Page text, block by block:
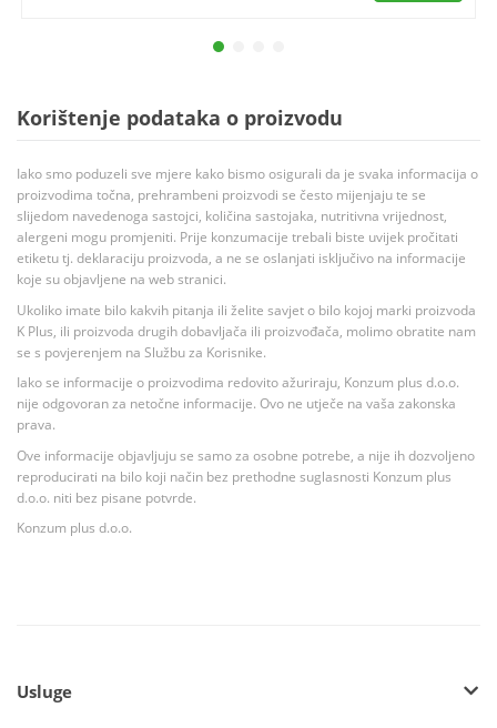
Korištenje podataka o proizvodu
Iako smo poduzeli sve mjere kako bismo osigurali da je svaka informacija o
proizvodima točna, prehrambeni proizvodi se često mijenjaju te se
slijedom navedenoga sastojci, količina sastojaka, nutritivna vrijednost,
alergeni mogu promjeniti. Prije konzumacije trebali biste uvijek pročitati
etiketu tj. deklaraciju proizvoda, a ne se oslanjati isključivo na informacije
koje su objavljene na web stranici.
Ukoliko imate bilo kakvih pitanja ili želite savjet o bilo kojoj marki proizvoda
K Plus, ili proizvoda drugih dobavljača ili proizvođača, molimo obratite nam
se s povjerenjem na Službu za Korisnike.
Iako se informacije o proizvodima redovito ažuriraju, Konzum plus d.o.o.
nije odgovoran za netočne informacije. Ovo ne utječe na vaša zakonska
prava.
Ove informacije objavljuju se samo za osobne potrebe, a nije ih dozvoljeno
reproducirati na bilo koji način bez prethodne suglasnosti Konzum plus
d.o.o. niti bez pisane potvrde.
Konzum plus d.o.o.
Usluge